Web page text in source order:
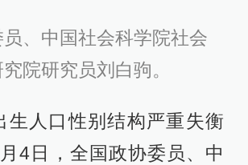
、中国社会科学院社会
院研究员刘白驹。
生人口性别结构严重失衡
4日，全国政协委员、中